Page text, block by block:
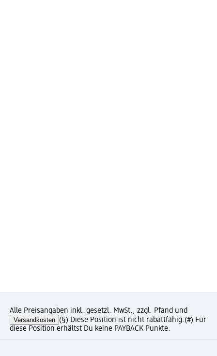
Alle Preisangaben inkl. gesetzl. MwSt., zzgl. Pfand und
Versandkosten (§) Diese Position ist nicht rabattfähig.(#) Für
diese Position erhältst Du keine PAYBACK Punkte.